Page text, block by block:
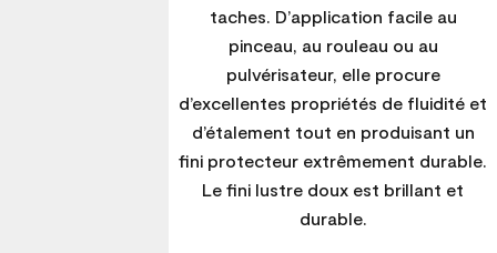
taches. D’application facile au
pinceau, au rouleau ou au
pulvérisateur, elle procure
d’excellentes propriétés de fluidité et
d’étalement tout en produisant un
fini protecteur extrêmement durable.
Le fini lustre doux est brillant et
durable.